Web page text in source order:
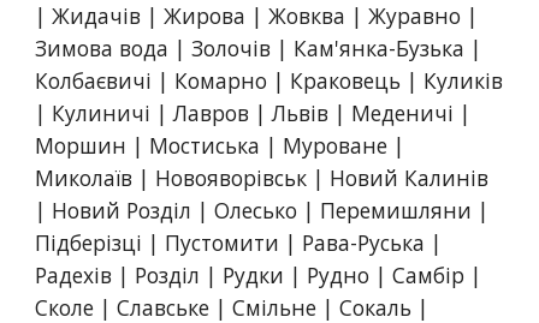
| Жидачів | Жирова | Жовква | Журавно |
Зимова вода | Золочів | Кам'янка-Бузька |
Колбаєвичі | Комарно | Краковець | Куликів
| Кулиничі | Лавров | Львів | Меденичі |
Моршин | Мостиська | Муроване |
Миколаїв | Новояворівськ | Новий Калинів
| Новий Розділ | Олесько | Перемишляни |
Підберізці | Пустомити | Рава-Руська |
Радехів | Розділ | Рудки | Рудно | Самбір |
Сколе | Славське | Смільне | Сокаль |